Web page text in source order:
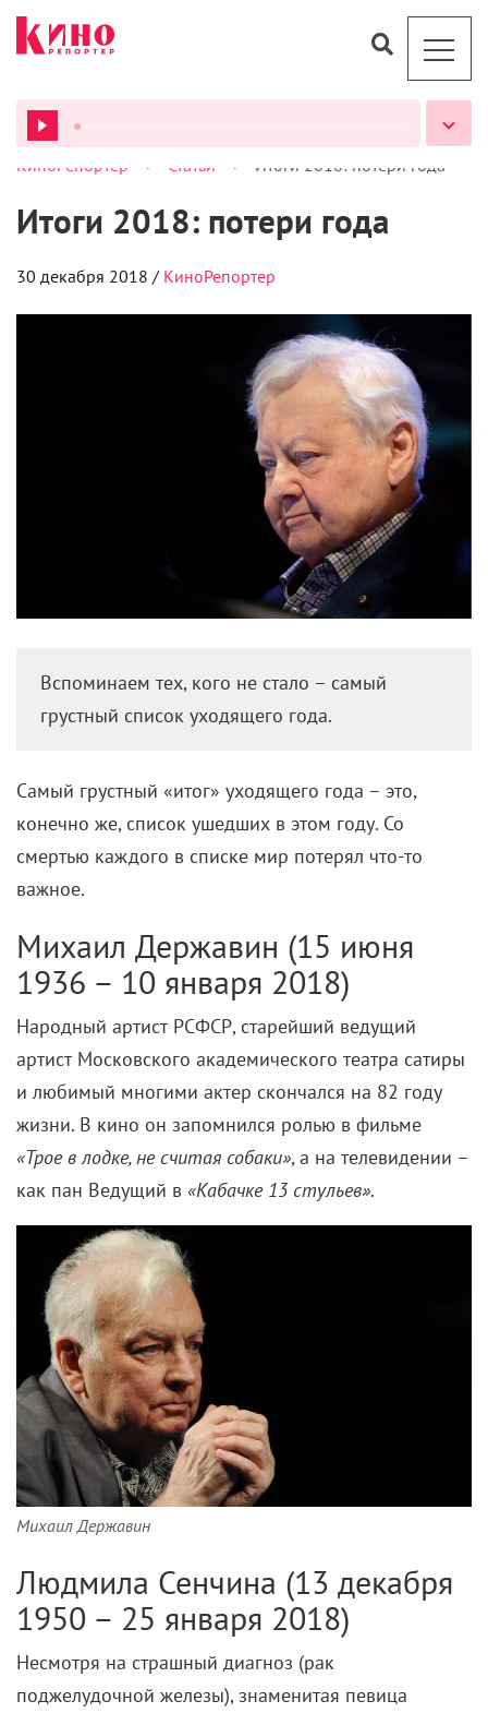
ВСЕ ПОДКАСТЫ
КиноРепортер > Статьи > Итоги 2018: потери года
Итоги 2018: потери года
30 декабря 2018 / КиноРепортер
Вспоминаем тех, кого не стало – самый
грустный список уходящего года.
Самый грустный «итог» уходящего года – это,
конечно же, список ушедших в этом году. Со
смертью каждого в списке мир потерял что-то
важное.
Михаил Державин (15 июня
1936 – 10 января 2018)
Народный артист РСФСР, старейший ведущий
артист Московского академического театра сатиры
и любимый многими актер скончался на 82 году
жизни. В кино он запомнился ролью в фильме
«Трое в лодке, не считая собаки», а на телевидении –
как пан Ведущий в «Кабачке 13 стульев».
Михаил Державин
Людмила Сенчина (13 декабря
1950 – 25 января 2018)
Несмотря на страшный диагноз (рак
поджелудочной железы), знаменитая певица